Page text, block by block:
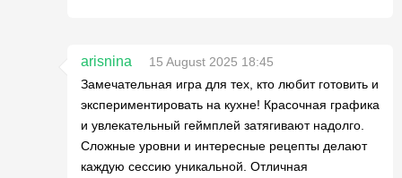
arisnina
15 August 2025 18:45
Замечательная игра для тех, кто любит готовить и
экспериментировать на кухне! Красочная графика
и увлекательный геймплей затягивают надолго.
Сложные уровни и интересные рецепты делают
каждую сессию уникальной. Отличная